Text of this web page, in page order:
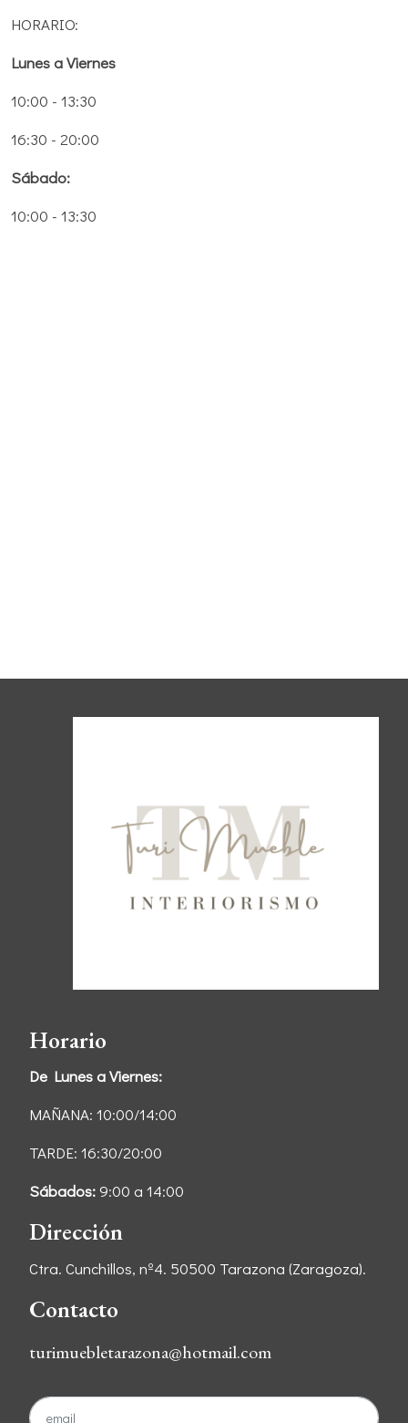
HORARIO:
Lunes a Viernes
10:00 - 13:30
16:30 - 20:00
Sábado:
10:00 - 13:30
Horario
De Lunes a Viernes:
MAÑANA: 10:00/14:00
TARDE: 16:30/20:00
Sábados:9:00 a 14:00
Dirección
Ctra. Cunchillos, nº4. 50500 Tarazona (Zaragoza).
Contacto
turimuebletarazona@hotmail.com